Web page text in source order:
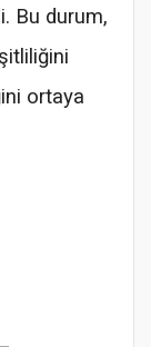
Bu durum,
ortaya